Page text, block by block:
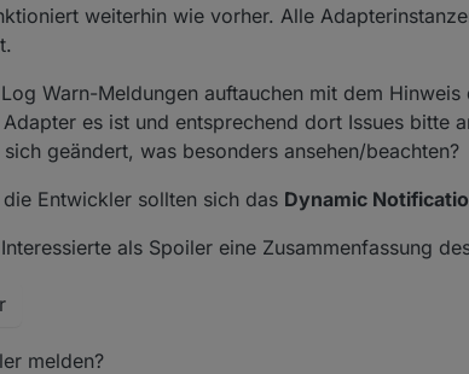
weiterhin wie vorher. Alle
Warn-Meldungen auftauchen mit dem
es ist und entsprechend dort Issues bitte
sich geändert, was besonders ansehen/beachten?
Entwickler sollten sich das Dynamic
als Spoiler eine Zusammenfassung
melden?